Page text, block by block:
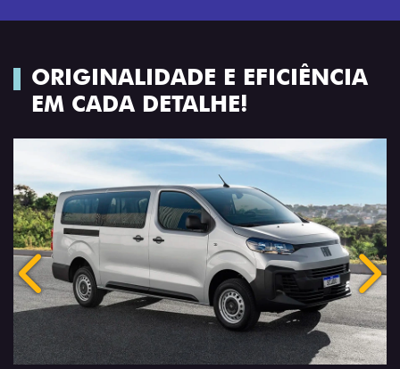
ORIGINALIDADE E EFICIÊNCIA
EM CADA DETALHE!
Anterior